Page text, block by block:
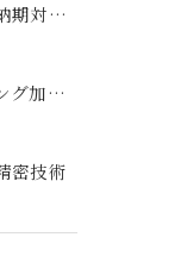
多様な金属網加工の精密技術と短納期対応の実例
多様な業界に対応する精密パンチング加工の実践技術
密技術